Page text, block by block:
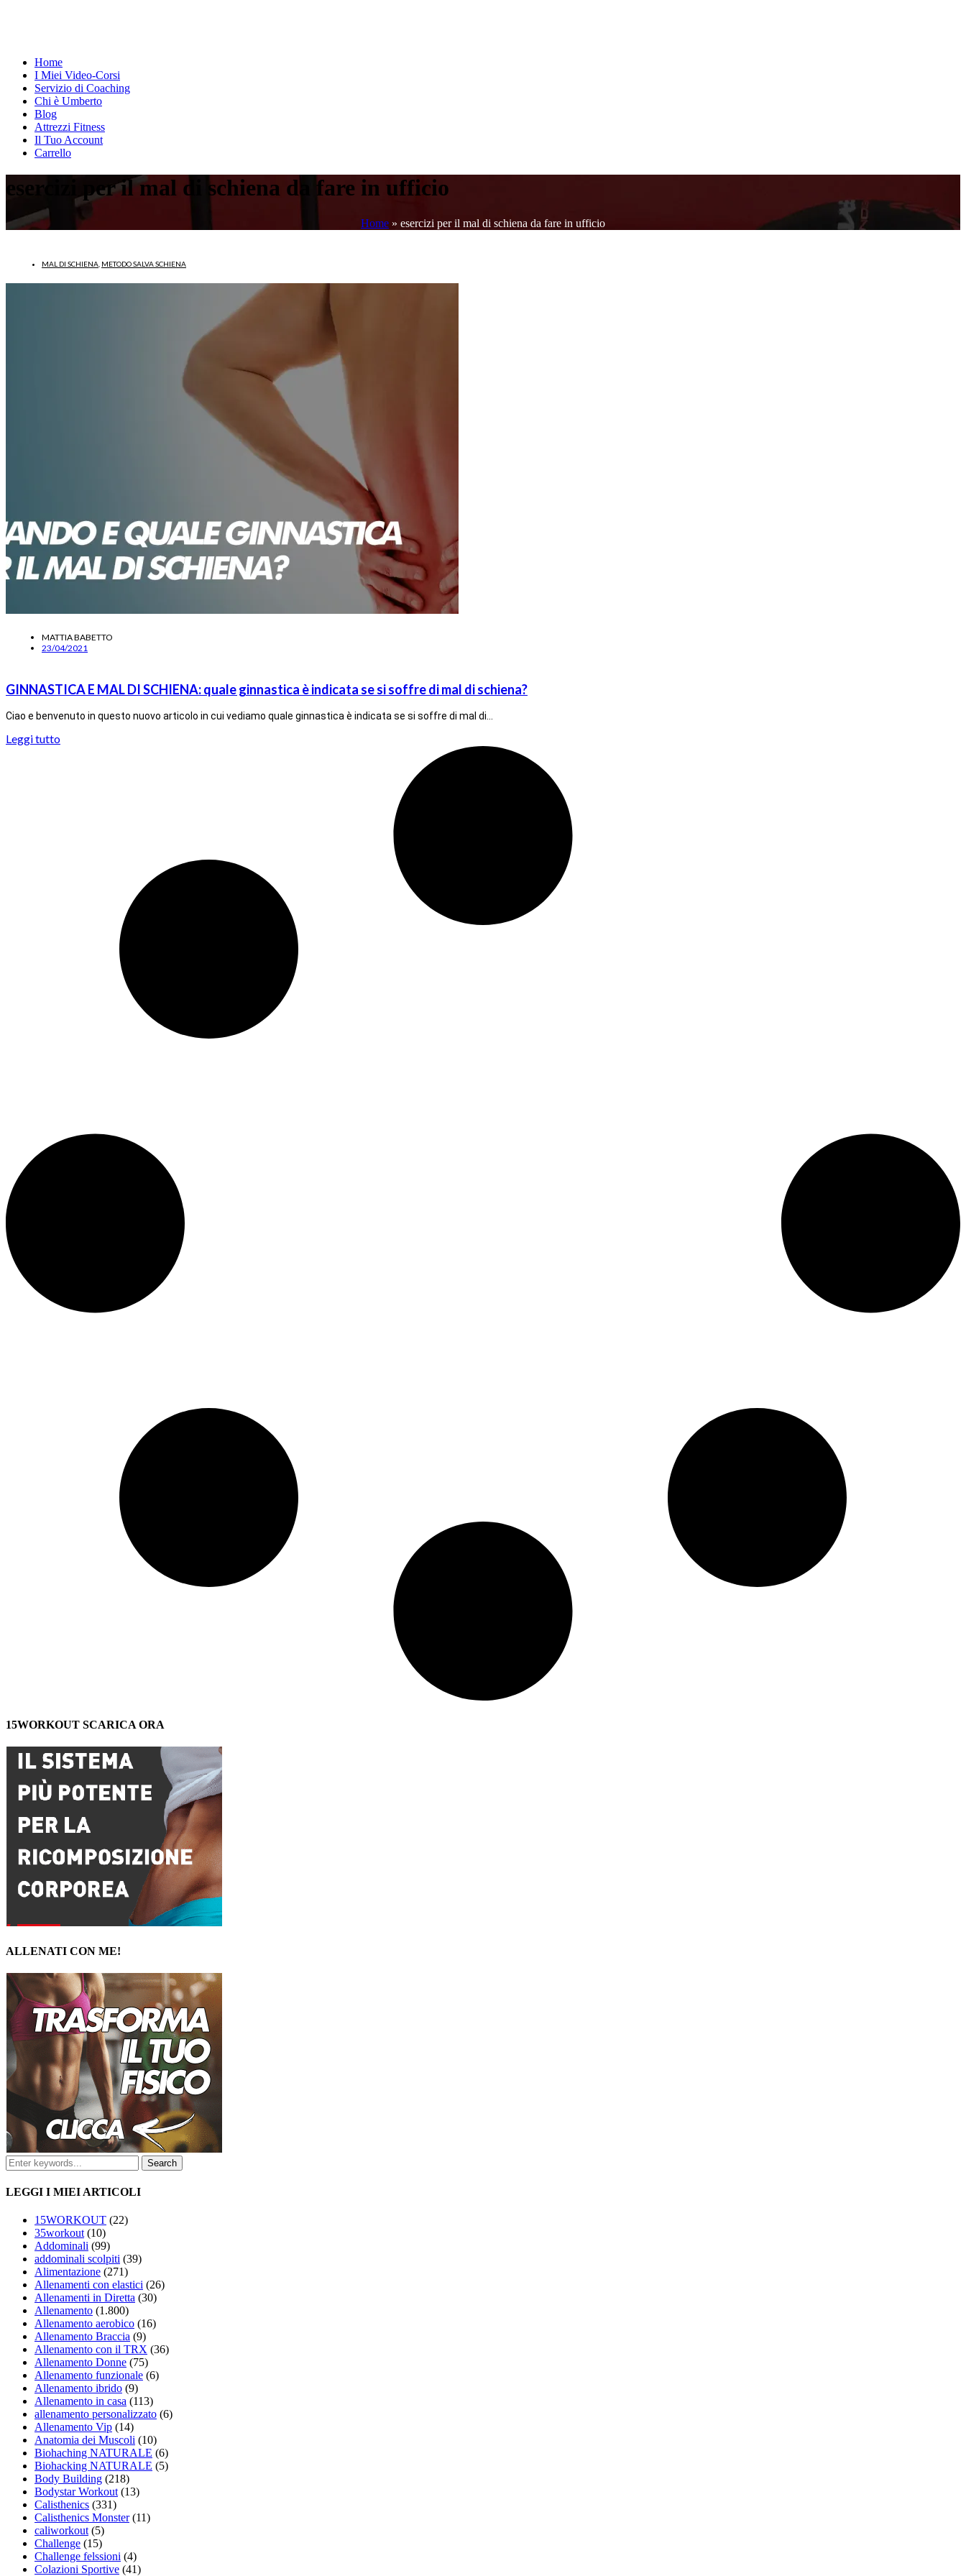
Home
I Miei Video-Corsi
Servizio di Coaching
Chi è Umberto
Blog
Attrezzi Fitness
Il Tuo Account
Carrello
esercizi per il mal di schiena da fare in ufficio
Home » esercizi per il mal di schiena da fare in ufficio
MAL DI SCHIENA METODO SALVA SCHIENA
MATTIA BABETTO
23/04/2021
GINNASTICA E MAL DI SCHIENA: quale ginnastica è indicata se si soffre di mal di schiena?
Ciao e benvenuto in questo nuovo articolo in cui vediamo quale ginnastica è indicata se si soffre di mal di…
Leggi tutto
15WORKOUT SCARICA ORA
ALLENATI CON ME!
LEGGI I MIEI ARTICOLI
15WORKOUT (22)
35workout(10)
Addominali (99)
addominali scolpiti (39)
Alimentazione (271)
Allenamenti con elastici (26)
Allenamenti in Diretta (30)
Allenamento (1.800)
Allenamento aerobico (16)
Allenamento Braccia (9)
Allenamento con il TRX (36)
Allenamento Donne (75)
Allenamento funzionale (6)
Allenamento ibrido (9)
Allenamento in casa (113)
allenamento personalizzato (6)
Allenamento Vip (14)
Anatomia dei Muscoli (10)
Biohaching NATURALE (6)
Biohacking NATURALE (5)
Body Building (218)
Bodystar Workout(13)
Calisthenics (331)
Calisthenics Monster(11)
caliworkout(5)
Challenge (15)
Challenge felssioni (4)
Colazioni Sportive (41)